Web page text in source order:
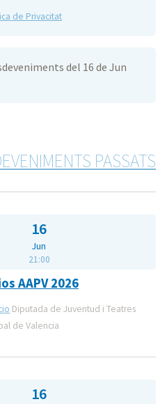
de Privacitat
del 16 de Jun
PASSATS
16
Jun
21:00
AAPV 2026
Diputada de Juventud i Teatres
de Valencia
16